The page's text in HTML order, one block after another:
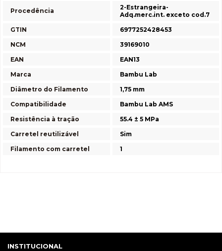
Procedência
2-Estrangeira-
Adq.merc.int. exceto cod.7
GTIN
6977252428453
NCM
39169010
EAN
EAN13
Marca
Bambu Lab
Diâmetro do Filamento
1,75 mm
Compatibilidade
Bambu Lab AMS
Resistência à tração
55.4 ± 5 MPa
Carretel reutilizável
Sim
Filamento com carretel
1
INSTITUCIONAL